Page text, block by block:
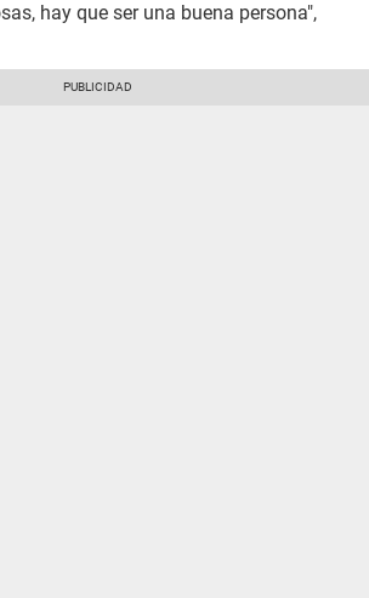
hay que ser una buena persona",